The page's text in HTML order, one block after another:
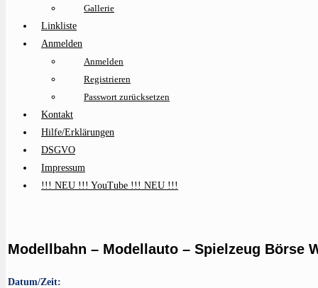
Gallerie
Linkliste
Anmelden
Anmelden
Registrieren
Passwort zurücksetzen
Kontakt
Hilfe/Erklärungen
DSGVO
Impressum
!!! NEU !!! YouTube !!! NEU !!!
Modellbahn – Modellauto – Spielzeug Börse
Datum/Zeit: